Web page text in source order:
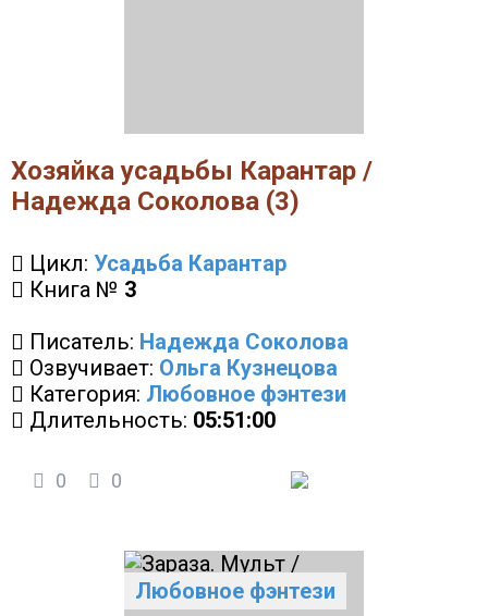
Хозяйка усадьбы Карантар /
Надежда Соколова (3)
Цикл: Усадьба Карантар
Книга № 3
Писатель: Надежда Соколова
Озвучивает: Ольга Кузнецова
Категория: Любовное фэнтези
Длительность: 05:51:00
0 0
Любовное фэнтези